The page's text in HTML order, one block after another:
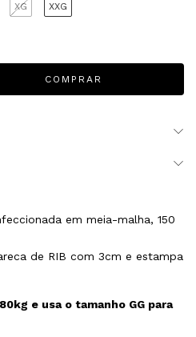
XG XXG
em meia-malha, 150
de RIB com 3cm e estampa
e usa o tamanho GG para